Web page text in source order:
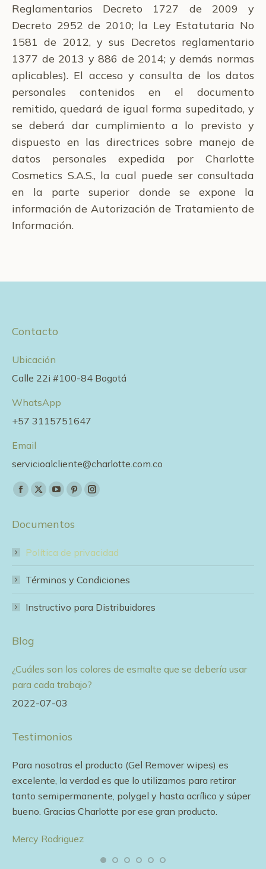
Reglamentarios Decreto 1727 de 2009 y
Decreto 2952 de 2010; la Ley Estatutaria No
1581 de 2012, y sus Decretos reglamentario
1377 de 2013 y 886 de 2014; y demás normas
aplicables). El acceso y consulta de los datos
personales contenidos en el documento
remitido, quedará de igual forma supeditado, y
se deberá dar cumplimiento a lo previsto y
dispuesto en las directrices sobre manejo de
datos personales expedida por Charlotte
Cosmetics S.A.S., la cual puede ser consultada
en la parte superior donde se expone la
información de Autorización de Tratamiento de
Información.
Contacto
Ubicación
Calle 22i #100-84 Bogotá
WhatsApp
+57 3115751647
Email
servicioalcliente@charlotte.com.co
Encuéntranos en:
Facebook
opens
new
window
X
opens
new
YouTube
opens
new
Pinterest
opens
new
window
Instagram
new
window
Documentos
Política de privacidad
Términos y Condiciones
Instructivo para Distribuidores
Blog
¿Cuáles son los colores de esmalte que se debería usar
para cada trabajo?
2022-07-03
Testimonios
Para nosotras el producto (Gel Remover wipes) es
excelente, la verdad es que lo utilizamos para retirar
tanto semipermanente, polygel y hasta acrílico y súper
bueno. Gracias Charlotte por ese gran producto.
Mercy Rodriguez